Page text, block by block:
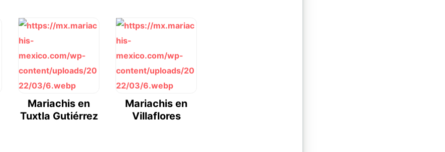
Mariachis en
Tuxtla Gutiérrez
Mariachis en
Villaflores